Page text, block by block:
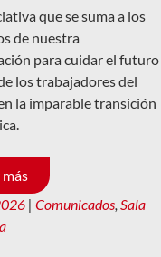
que se suma a los
de nuestra
para cuidar el futuro
los trabajadores del
la imparable transición
más
| Comunicados, Sala